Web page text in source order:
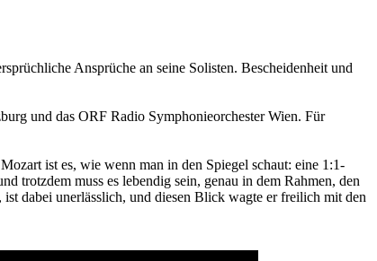
Ansprüche an seine Solisten. Bescheidenheit und
und das ORF Radio Symphonieorchester Wien. Für
ist es, wie wenn man in den Spiegel schaut: eine 1:1-
trotzdem muss es lebendig sein, genau in dem Rahmen, den
dabei unerlässlich, und diesen Blick wagte er freilich mit den